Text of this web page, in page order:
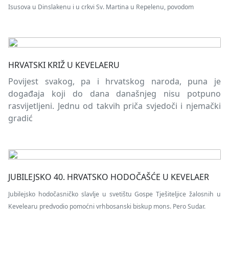
Isusova u Dinslakenu i u crkvi Sv. Martina u Repelenu, povodom
HRVATSKI KRIŽ U KEVELAERU
Povijest svakog, pa i hrvatskog naroda, puna je
događaja koji do dana današnjeg nisu potpuno
rasvijetljeni. Jednu od takvih priča svjedoči i njemački
gradić
JUBILEJSKO 40. HRVATSKO HODOČAŠĆE U KEVELAER
Jubilejsko hodočasničko slavlje u svetištu Gospe Tješiteljice žalosnih u
Kevelearu predvodio pomoćni vrhbosanski biskup mons. Pero Sudar.